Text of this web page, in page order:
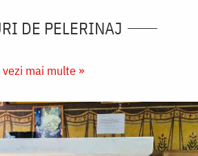
DE PELERINAJ
vezi mai multe »